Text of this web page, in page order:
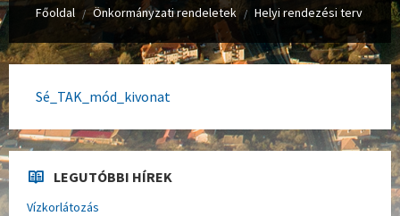
Főoldal / Önkormányzati rendeletek / Helyi rendezési terv
Sé_TAK_mód_kivonat
LEGUTÓBBI HÍREK
Vízkorlátozás